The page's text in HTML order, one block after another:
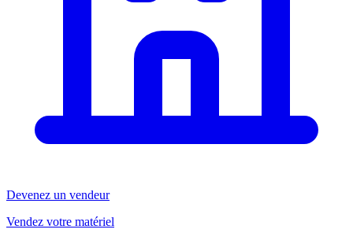
Devenez un vendeur
Vendez votre matériel